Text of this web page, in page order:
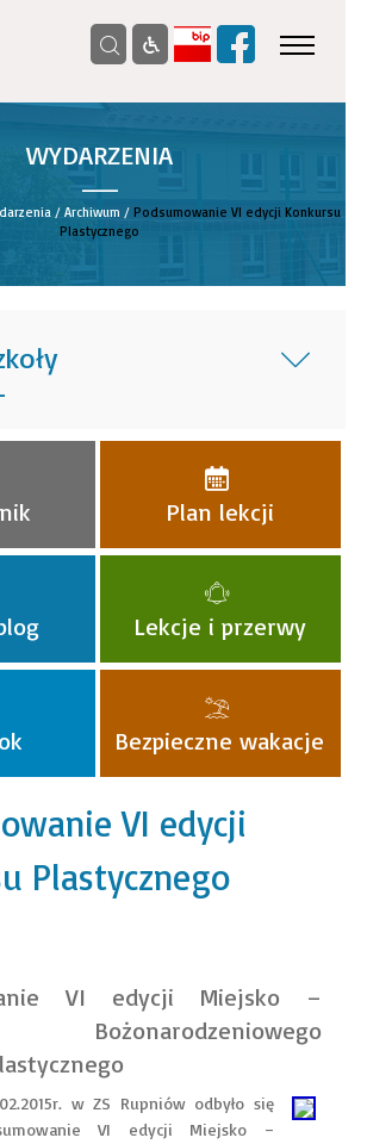
WYDARZENIA
__
/Archiwum /Podsumowanie VI edycji Konkursu
Plastycznego
Plan lekcji
Lekcje i przerwy
Bezpieczne wakacje
VI edycji
Plastycznego
VI edycji Miejsko –
Bożonarodzeniowego
w ZS Rupniów odbyło się
VI edycji Miejsko –